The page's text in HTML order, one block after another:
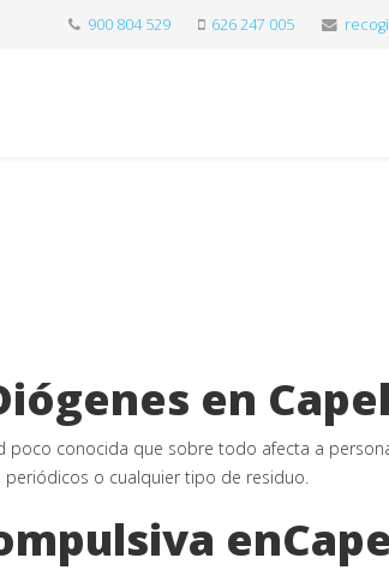
900 804 529 626 247 005
en
conocida que sobre todo afecta a
o cualquier tipo de residuo.